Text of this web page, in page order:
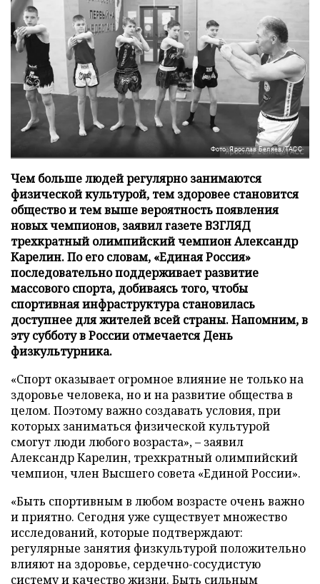
Фото: Ярослав Беляев/ТАСС
Чем больше людей регулярно занимаются
физической культурой, тем здоровее становится
общество и тем выше вероятность появления
новых чемпионов, заявил газете ВЗГЛЯД
трехкратный олимпийский чемпион Александр
Карелин. По его словам, «Единая Россия»
последовательно поддерживает развитие
массового спорта, добиваясь того, чтобы
спортивная инфраструктура становилась
доступнее для жителей всей страны. Напомним, в
эту субботу в России отмечается День
физкультурника.
«Спорт оказывает огромное влияние не только на
здоровье человека, но и на развитие общества в
целом. Поэтому важно создавать условия, при
которых заниматься физической культурой
смогут люди любого возраста», – заявил
Александр Карелин, трехкратный олимпийский
чемпион, член Высшего совета «Единой России».
«Быть спортивным в любом возрасте очень важно
и приятно. Сегодня уже существует множество
исследований, которые подтверждают:
регулярные занятия физкультурой положительно
влияют на здоровье, сердечно-сосудистую
систему и качество жизни. Быть сильным